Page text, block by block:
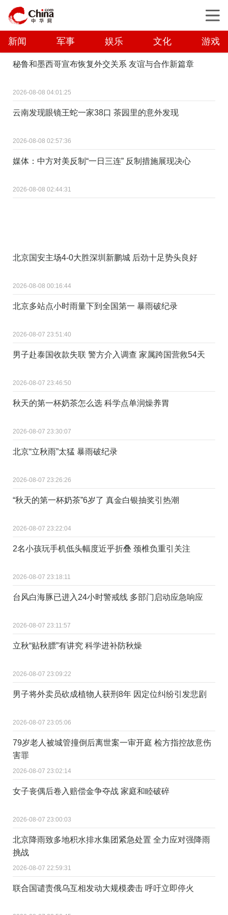
新闻 军事 娱乐 文化 游戏
秘鲁和墨西哥宣布恢复外交关系 友谊与合作新篇章
2026-08-08 04:01:25
云南发现眼镜王蛇一家38口 茶园里的意外发现
2026-08-08 02:57:36
媒体：中方对美反制“一日三连” 反制措施展现决心
2026-08-08 02:44:31
北京国安主场4-0大胜深圳新鹏城 后劲十足势头良好
2026-08-08 00:16:44
北京多站点小时雨量下到全国第一 暴雨破纪录
2026-08-07 23:51:40
男子赴泰国收款失联 警方介入调查 家属跨国营救54天
2026-08-07 23:46:50
秋天的第一杯奶茶怎么选 科学点单润燥养胃
2026-08-07 23:30:07
北京“立秋雨”太猛 暴雨破纪录
2026-08-07 23:26:26
“秋天的第一杯奶茶”6岁了 真金白银抽奖引热潮
2026-08-07 23:22:04
2名小孩玩手机低头幅度近乎折叠 颈椎负重引关注
2026-08-07 23:18:11
台风白海豚已进入24小时警戒线 多部门启动应急响应
2026-08-07 23:11:57
立秋“贴秋膘”有讲究 科学进补防秋燥
2026-08-07 23:09:22
男子将外卖员砍成植物人获刑8年 因定位纠纷引发悲剧
2026-08-07 23:05:06
79岁老人被城管撞倒后离世案一审开庭 检方指控故意伤
害罪
2026-08-07 23:02:14
女子丧偶后卷入赔偿金争夺战 家庭和睦破碎
2026-08-07 23:00:03
北京降雨致多地积水排水集团紧急处置 全力应对强降雨
挑战
2026-08-07 22:59:31
联合国谴责俄乌互相发动大规模袭击 呼吁立即停火